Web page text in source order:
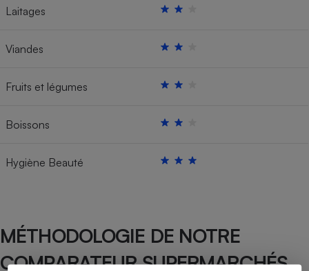
Laitages
Viandes
Fruits et légumes
Boissons
Hygiène Beauté
MÉTHODOLOGIE DE NOTRE
COMPARATEUR SUPERMARCHÉS